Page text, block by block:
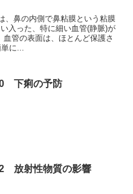
、鼻の内側で鼻粘膜という粘膜
入った、特に細い血管(静脈)が
管の表面は、ほとんど保護さ
に...
下痢の予防
放射性物質の影響